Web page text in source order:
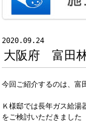
2020.09.24
大阪府 富田
今回ご紹介するのは、富
Ｋ様邸では長年ガス給湯
をご検討いただきました